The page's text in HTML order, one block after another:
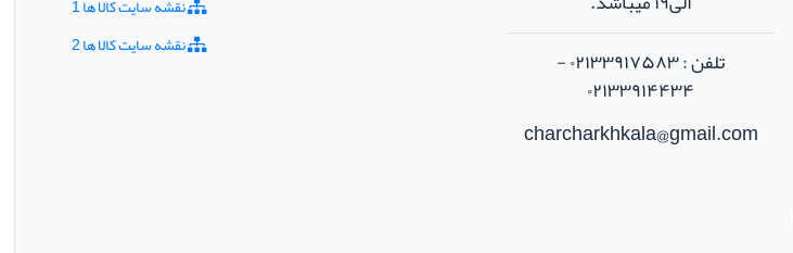
تلفن : ۰۲۱۳۳۹۱۷۵۸۳ -
۰۲۱۳۳۹۱۴۴۳۴
charcharkhkala@gmail.com
نقشه سایت کالا ها 2